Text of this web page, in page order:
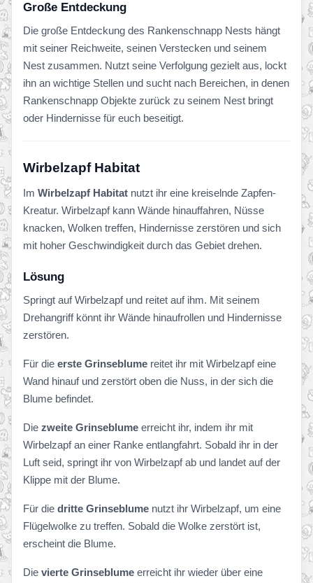
Große Entdeckung
Die große Entdeckung des Rankenschnapp Nests hängt
mit seiner Reichweite, seinen Verstecken und seinem
Nest zusammen. Nutzt seine Verfolgung gezielt aus, lockt
ihn an wichtige Stellen und sucht nach Bereichen, in denen
Rankenschnapp Objekte zurück zu seinem Nest bringt
oder Hindernisse für euch beseitigt.
Wirbelzapf Habitat
Im Wirbelzapf Habitat nutzt ihr eine kreiselnde Zapfen-
Kreatur. Wirbelzapf kann Wände hinauffahren, Nüsse
knacken, Wolken treffen, Hindernisse zerstören und sich
mit hoher Geschwindigkeit durch das Gebiet drehen.
Lösung
Springt auf Wirbelzapf und reitet auf ihm. Mit seinem
Drehangriff könnt ihr Wände hinaufrollen und Hindernisse
zerstören.
Für die erste Grinseblume reitet ihr mit Wirbelzapf eine
Wand hinauf und zerstört oben die Nuss, in der sich die
Blume befindet.
Die zweite Grinseblume erreicht ihr, indem ihr mit
Wirbelzapf an einer Ranke entlangfahrt. Sobald ihr in der
Luft seid, springt ihr von Wirbelzapf ab und landet auf der
Klippe mit der Blume.
Für die dritte Grinseblume nutzt ihr Wirbelzapf, um eine
Flügelwolke zu treffen. Sobald die Wolke zerstört ist,
erscheint die Blume.
Die vierte Grinseblume erreicht ihr wieder über eine